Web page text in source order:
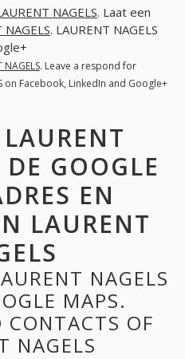
NAGELS. Laat een
NAGELS. LAURENT NAGELS
NAGELS. Leave a respond for
on Facebook, LinkedIn and Google+
GOOGLE
EN
LAURENT
NAGELS
MAPS.
CONTACTS OF
NAGELS